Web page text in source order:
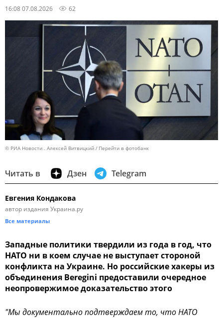
16:08 07.08.2026 62
© РИА Новости . Алексей Витвицкий Перейти в фотобанк
Читать в Дзен Telegram
Евгения Кондакова
автор издания Украина.ру
Все материалы
Западные политики твердили из года в год, что
НАТО ни в коем случае не выступает стороной
конфликта на Украине. Но российские хакеры из
объединения Beregini предоставили очередное
неопровержимое доказательство этого
"Мы документально подтверждаем то, что НАТО